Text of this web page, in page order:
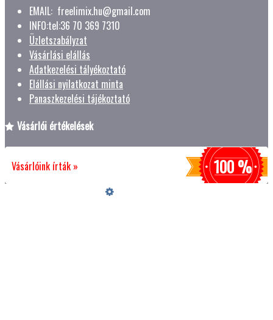
EMAIL: freelimix.hu@gmail.com
INFO:tel:36 70 369 7310
Üzletszabályzat
Vásárlási elállás
Adatkezelési tályékoztató
Elállási nyilatkozat minta
Panaszkezelési tájékoztató
Vásárlói értékelések
Vásárlóink írták » 100 %